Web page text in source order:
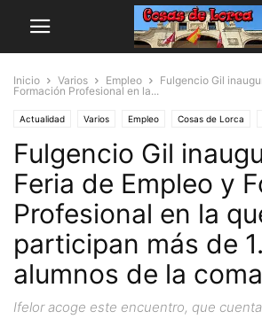
Inicio Varios Empleo
Fulgencio Gil
Formación Profesional en la...
Actualidad Varios Empleo Cosas de Lorca
Fulgencio Gil
Feria de Empleo y
Profesional en la
participan más de
alumnos de la
Ifelor acoge este encuentro, que